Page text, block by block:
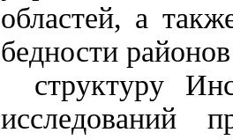
областей, а
бедности
структуру
исследований